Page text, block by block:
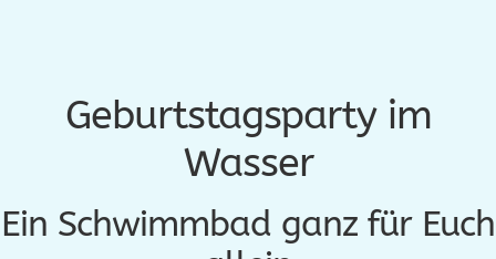
Geburtstagsparty im
Wasser
Ein Schwimmbad ganz für Euch